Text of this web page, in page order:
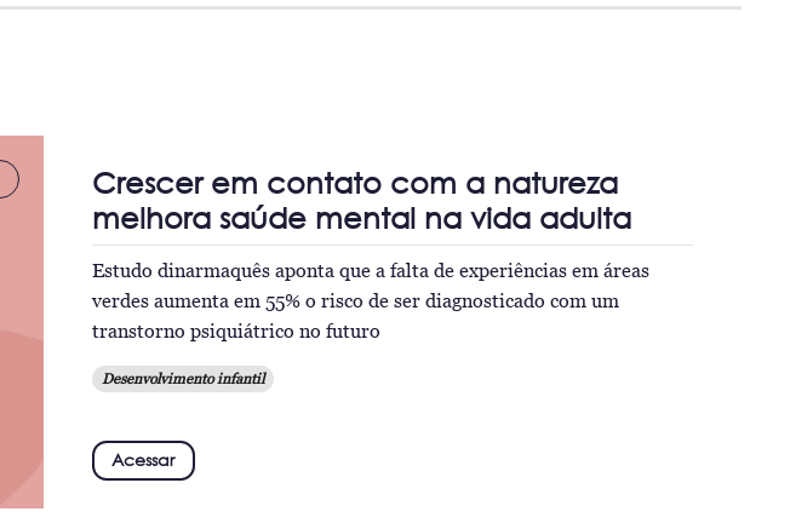
Crescer em contato com a natureza
melhora saúde mental na vida adulta
Estudo dinarmaquês aponta que a falta de experiências em áreas
verdes aumenta em 55% o risco de ser diagnosticado com um
transtorno psiquiátrico no futuro
Desenvolvimento infantil
Acessar